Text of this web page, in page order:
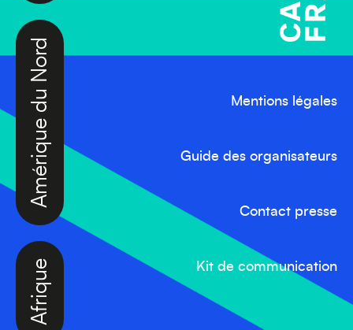
Afrique
Amérique du Nord Mentions légales
Guide des organisateurs
Contact presse
Kit de communication